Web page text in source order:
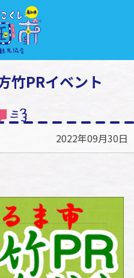
竹PRイベント
2022年09月30日